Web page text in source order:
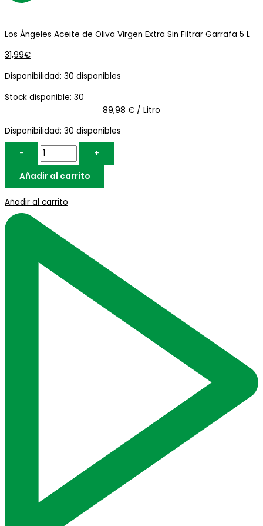
Los Ángeles Aceite de Oliva Virgen Extra Sin Filtrar Garrafa 5 L
31,99€
Disponibilidad: 30 disponibles
Stock disponible: 30
89,98 € / Litro
Disponibilidad: 30 disponibles
-
+
Añadir al carrito
Añadir al carrito